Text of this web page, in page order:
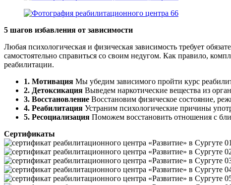
5 шагов избавления от зависимости
Любая психологическая и физическая зависимость требует
самостоятельно справиться со своим недугом. Как правило,
реабилитации.
1. Мотивация Мы убедим зависимого пройти курс
2. Детоксикация Выведем наркотические вещества из
3. Восстановление Восстановим физическое состояние,
4. Реабилитация Устраним психологические причины
5. Ресоциализация Поможем восстановить отношения с
Сертификаты